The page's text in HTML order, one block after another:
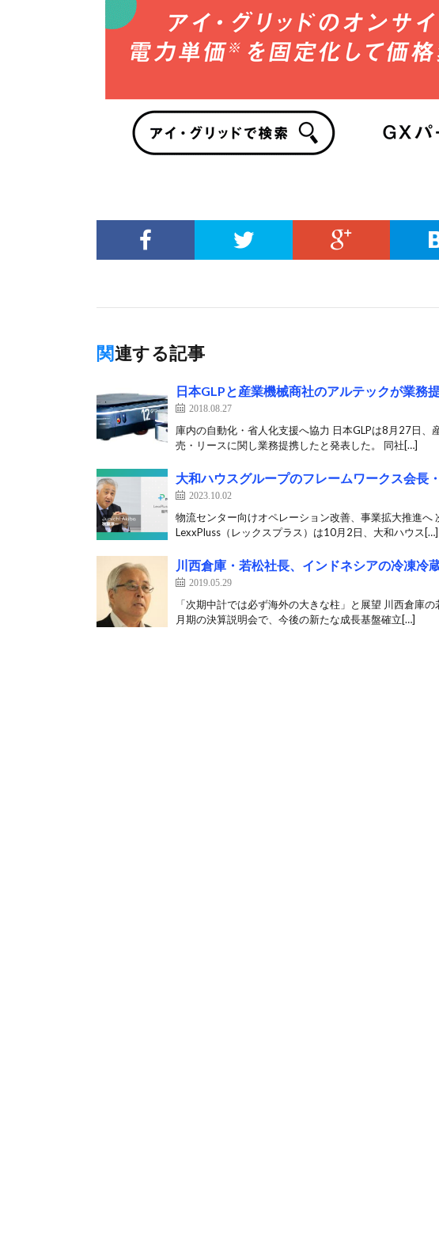
関連する記事
日本GLPと産業機械商社のアルテックが業務
2018.08.27
庫内の自動化・省人化支援へ協力 日本GLPは8月27日
売・リースに関し業務提携したと発表した。 同社[…]
大和ハウスグループのフレームワークス会長
2023.10.02
物流センター向けオペレーション改善、事業拡大推進へ
LexxPluss（レックスプラス）は10月2日、大和ハウス[…]
川西倉庫・若松社長、インドネシアの冷凍冷
2019.05.29
「次期中計では必ず海外の大きな柱」と展望 川西倉庫
月期の決算説明会で、今後の新たな成長基盤確立[…]